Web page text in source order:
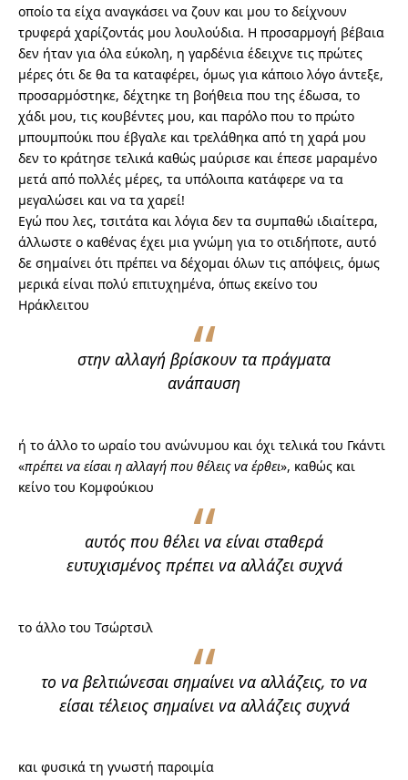
οποίο τα είχα αναγκάσει να ζουν και μου το δείχνουν
τρυφερά χαρίζοντάς μου λουλούδια. Η προσαρμογή βέβαια
δεν ήταν για όλα εύκολη, η γαρδένια έδειχνε τις πρώτες
μέρες ότι δε θα τα καταφέρει, όμως για κάποιο λόγο άντεξε,
προσαρμόστηκε, δέχτηκε τη βοήθεια που της έδωσα, το
χάδι μου, τις κουβέντες μου, και παρόλο που το πρώτο
μπουμπούκι που έβγαλε και τρελάθηκα από τη χαρά μου
δεν το κράτησε τελικά καθώς μαύρισε και έπεσε μαραμένο
μετά από πολλές μέρες, τα υπόλοιπα κατάφερε να τα
μεγαλώσει και να τα χαρεί!
Εγώ που λες, τσιτάτα και λόγια δεν τα συμπαθώ ιδιαίτερα,
άλλωστε ο καθένας έχει μια γνώμη για το οτιδήποτε, αυτό
δε σημαίνει ότι πρέπει να δέχομαι όλων τις απόψεις, όμως
μερικά είναι πολύ επιτυχημένα, όπως εκείνο του
Ηράκλειτου
στην αλλαγή βρίσκουν τα πράγματα
ανάπαυση
ή το άλλο το ωραίο του ανώνυμου και όχι τελικά του Γκάντι
«πρέπει να είσαι η αλλαγή που θέλεις να έρθει», καθώς και
κείνο του Κομφούκιου
αυτός που θέλει να είναι σταθερά
ευτυχισμένος πρέπει να αλλάζει συχνά
το άλλο του Τσώρτσιλ
το να βελτιώνεσαι σημαίνει να αλλάζεις, το να
είσαι τέλειος σημαίνει να αλλάζεις συχνά
και φυσικά τη γνωστή παροιμία